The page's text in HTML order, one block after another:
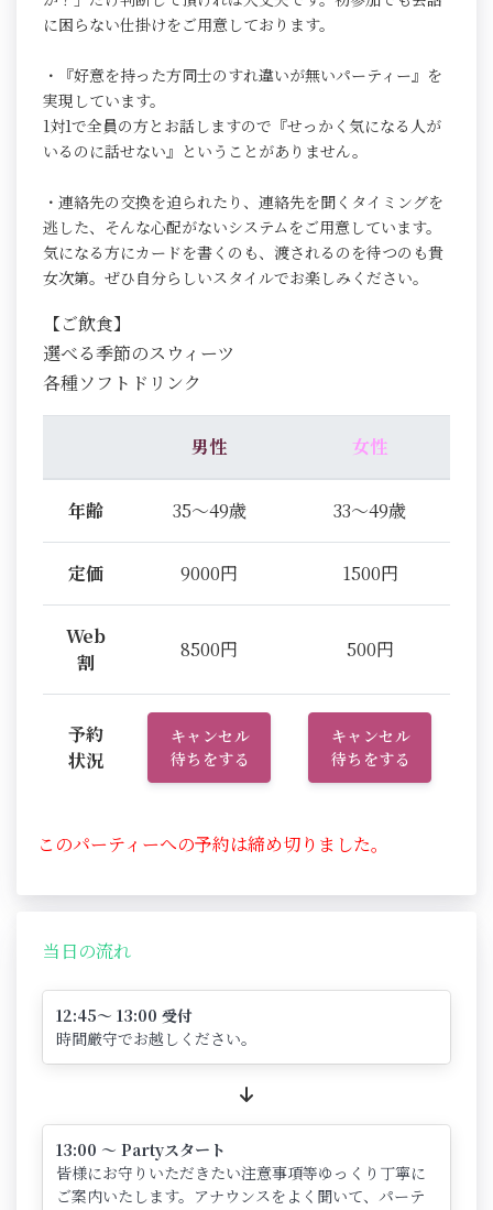
に困らない仕掛けをご用意しております。
・『好意を持った方同士のすれ違いが無いパーティー』を
実現しています。
1対1で全員の方とお話しますので『せっかく気になる人が
いるのに話せない』ということがありません。
・連絡先の交換を迫られたり、連絡先を聞くタイミングを
逃した、そんな心配がないシステムをご用意しています。
気になる方にカードを書くのも、渡されるのを待つのも貴
女次第。ぜひ自分らしいスタイルでお楽しみください。
【ご飲食】
選べる季節のスウィーツ
各種ソフトドリンク
男性 女性
年齢 35～49歳 33～49歳
定価 9000円 1500円
Web
割
8500円 500円
予約
状況
キャンセル
待ちをする
キャンセル
待ちをする
このパーティーへの予約は締め切りました。
当日の流れ
12:45～ 13:00 受付
時間厳守でお越しください。
13:00 ～ Partyスタート
皆様にお守りいただきたい注意事項等ゆっくり丁寧に
ご案内いたします。アナウンスをよく聞いて、パーテ